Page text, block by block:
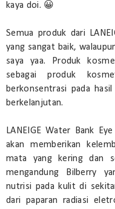
kaya doi. 😀
Semua produk dari
yang sangat baik,
saya yaa. Produk
sebagai produk
berkonsentrasi pada
berkelanjutan.
LANEIGE Water Bank
akan memberikan
mata yang kering dan
mengandung Bilberry
nutrisi pada kulit di
dari paparan radiasi